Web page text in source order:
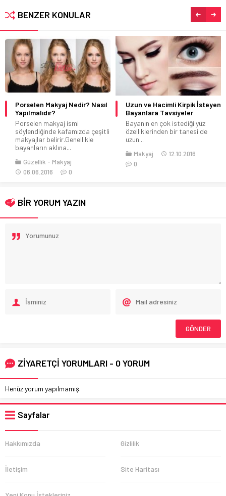
BENZER KONULAR
Uzun ve Hacimli Kirpik İsteyen
Bayanlara Tavsiyeler
Bayanın en çok istediği yüz
özelliklerinden bir tanesi de
uzun...
Makyaj
0
Çekici Bir Yüz İçin Makyaj
Önerileri
Çekici bir Yüz İçin Makyaj
Teknikleri Çekicilik bayanlara
farklı bir...
Makyaj
29.05.2014
0
BİR YORUM YAZIN
ZİYARETÇİ YORUMLARI - 0 YORUM
Henüz yorum yapılmamış.
Sayfalar
Hakkımızda Gizlilik
İletişim Site Haritası